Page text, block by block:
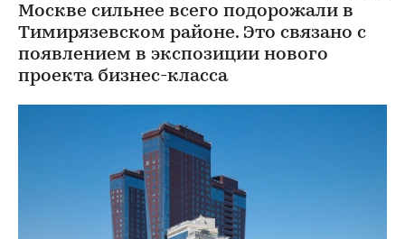
Москве сильнее всего подорожали в
Тимирязевском районе. Это связано с
появлением в экспозиции нового
проекта бизнес-класса